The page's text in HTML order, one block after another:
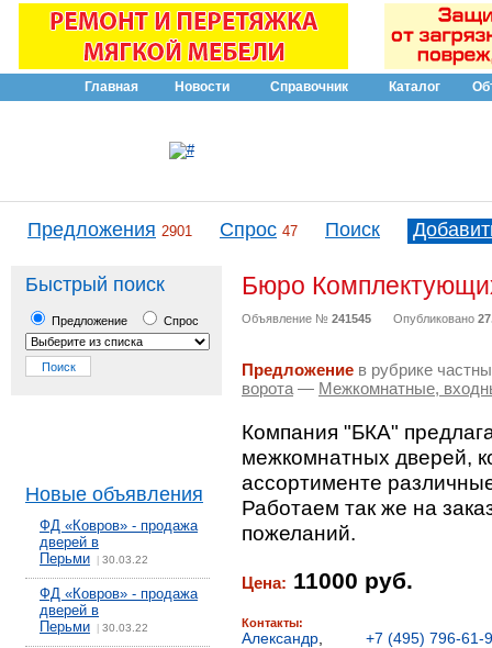
Главная Новости Справочник Каталог
Предложения 2901 Спрос 47 Поиск
Быстрый поиск
Предложение Спрос
Новые объявления
ФД «Ковров» - продажа
дверей в
Перьми
30.03.22
ФД «Ковров» - продажа
дверей в
Перьми
30.03.22
Бюро
Объявление № 241545 Опубликовано
Предложение в рубрике
ворота — Межкомнатные,
Компания "БКА"
межкомнатных дверей,
ассортименте
Работаем так же на
пожеланий.
Цена: 11000 руб.
Контакты:
Александр +7 (495) 796-61-